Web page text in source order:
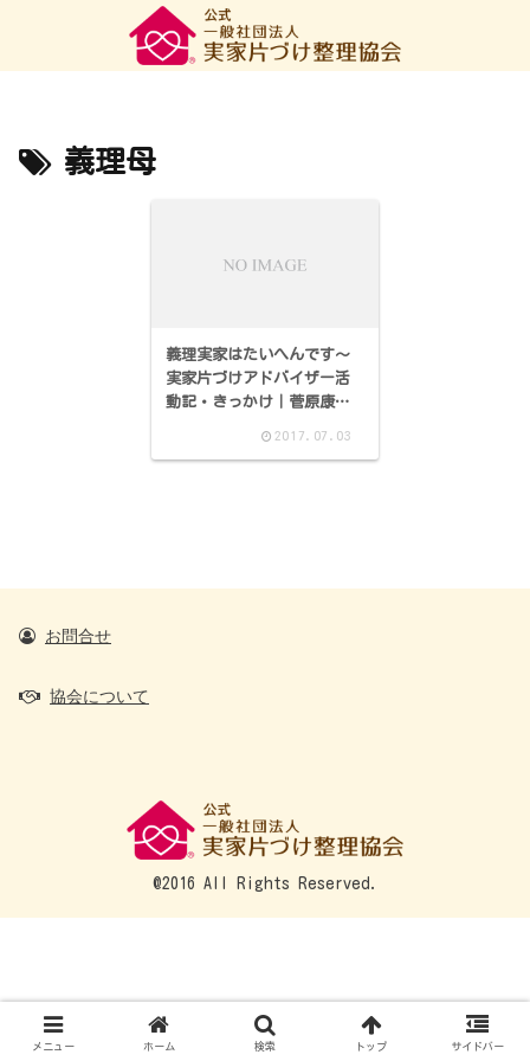
義理母
義理実家はたいへんです～
実家片づけアドバイザー活
動記・きっかけ｜菅原康
2017.07.03
お問合せ
協会について
@2016 All Rights Reserved.
メニュー ホーム 検索 トップ サイドバー